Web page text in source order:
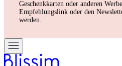
Geschenkkarten oder anderen
Empfehlungslink oder den
werden.